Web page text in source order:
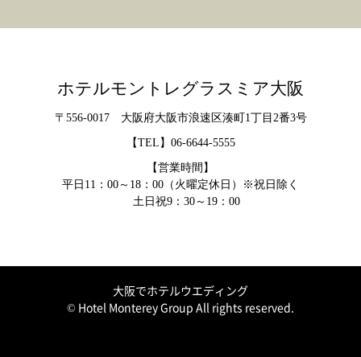
ホテルモントレグラスミア大阪
〒556-0017 大阪府大阪市浪速区湊町1丁目2番3号
【TEL】 06-6644-5555
【営業時間】
平日11：00～18：00（火曜定休日）※祝日除く
土日祝9：30～19：00
大阪でホテルウエディング
© Hotel Monterey Group All rights reserved.